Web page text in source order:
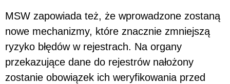
MSW zapowiada też, że wprowadzone zostaną
nowe mechanizmy, które znacznie zmniejszą
ryzyko błędów w rejestrach. Na organy
przekazujące dane do rejestrów nałożony
zostanie obowiązek ich weryfikowania przed